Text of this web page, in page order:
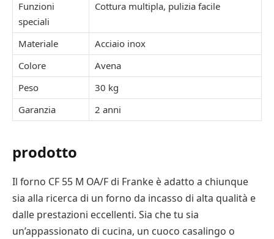
Funzioni
speciali
Cottura multipla, pulizia facile
Materiale
Acciaio inox
Colore
Avena
Peso
30 kg
Garanzia
2 anni
prodotto
Il forno CF 55 M OA/F di Franke è adatto a chiunque
sia alla ricerca di un forno da incasso di alta qualità e
dalle prestazioni eccellenti. Sia che tu sia
un’appassionato di cucina, un cuoco casalingo o